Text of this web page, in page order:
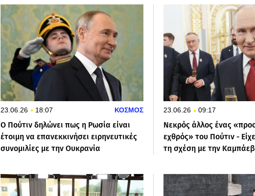
23.06.26 18:07 ΚΟΣΜΟΣ
Ο Πούτιν δηλώνει πως η Ρωσία είναι
έτοιμη να επανεκκινήσει ειρηνευτικές
συνομιλίες με την Ουκρανία
23.06.26 09:17
Νεκρός άλλος ένας
εχθρός» του Πούτιν -
τη σχέση με την